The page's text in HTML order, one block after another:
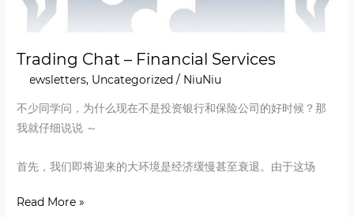
Trading Chat – Financial Services
Newsletters, Uncategorized / NiuNiu
不少同学问，为什么现在不是投资银行和保险公司的好时候？那
我就仔细说说 ～
首先，我们即将迎来的大环境是经济缓慢甚至衰退。由于这场
Read More »